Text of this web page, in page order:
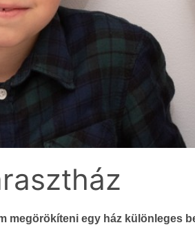
megörökíteni egy ház különleges